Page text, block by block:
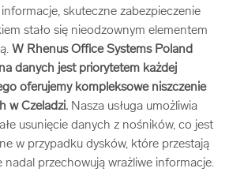
arrow_forward
arrow_forward
arrow_forward
skuteczne zabezpieczenie
stało się nieodzownym elementem
W Rhenus Office Systems Poland
danych jest priorytetem każdej
oferujemy kompleksowe niszczenie
w Czeladzi. Nasza usługa umożliwia
usunięcie danych z nośników, co jest
w przypadku dysków, które przestają
nadal przechowują wrażliwe informacje.